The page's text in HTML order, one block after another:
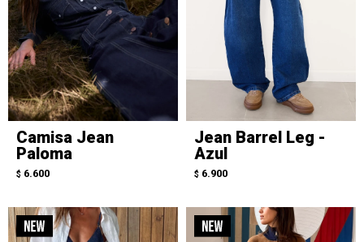
Camisa Jean
Paloma
$ 6.600
Jean Barrel Leg -
Azul
$ 6.900